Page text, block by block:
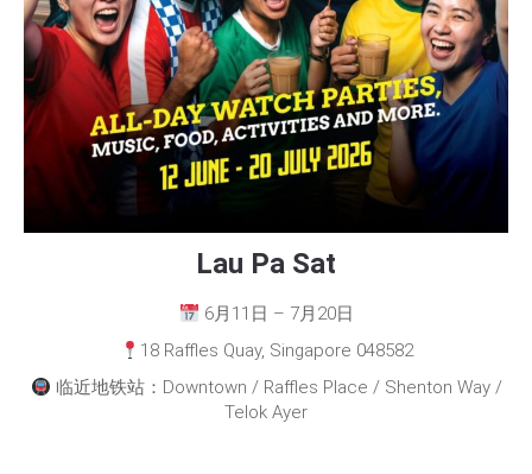
Lau Pa Sat
6月11日 – 7月20日
18 Raffles Quay, Singapore 048582
临近地铁站：Downtown / Raffles Place / Shenton Way /
Telok Ayer